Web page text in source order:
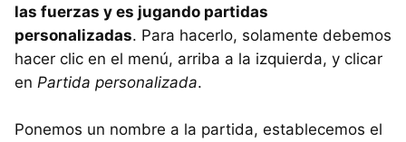
las fuerzas y es jugando partidas
personalizadas. Para hacerlo, solamente debemos
hacer clic en el menú, arriba a la izquierda, y clicar
en Partida personalizada.
Ponemos un nombre a la partida, establecemos el